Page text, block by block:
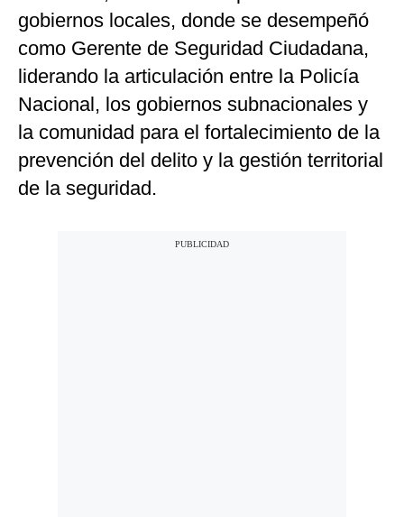
gobiernos locales, donde se desempeñó
como Gerente de Seguridad Ciudadana,
liderando la articulación entre la Policía
Nacional, los gobiernos subnacionales y
la comunidad para el fortalecimiento de la
prevención del delito y la gestión territorial
de la seguridad.